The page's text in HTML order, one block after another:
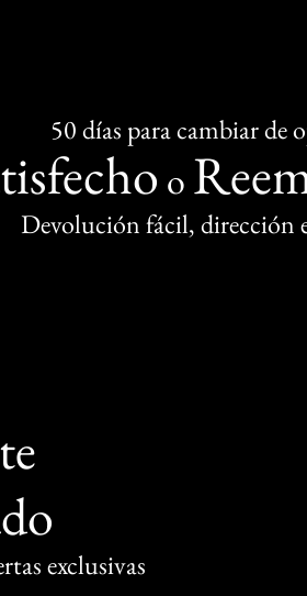
50 días para cambiar de
o
Devolución fácil, dirección
exclusivas